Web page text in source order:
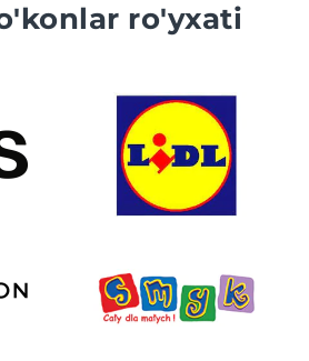
ro'yxati